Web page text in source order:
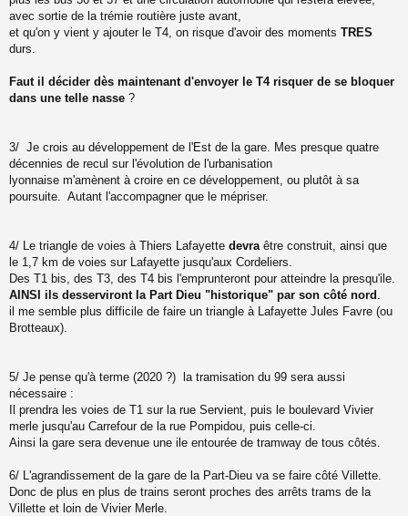
avec sortie de la trémie routière juste avant,
et qu'on y vient y ajouter le T4, on risque d'avoir des moments TRES
durs.
Faut il décider dès maintenant d'envoyer le T4 risquer de se bloquer
dans une telle nasse ?
3/ Je crois au développement de l'Est de la gare. Mes presque quatre
décennies de recul sur l'évolution de l'urbanisation
lyonnaise m'amènent à croire en ce développement, ou plutôt à sa
poursuite. Autant l'accompagner que le mépriser.
4/ Le triangle de voies à Thiers Lafayette devra être construit, ainsi que
le 1,7 km de voies sur Lafayette jusqu'aux Cordeliers.
Des T1 bis, des T3, des T4 bis l'emprunteront pour atteindre la presqu'ile.
AINSI ils desserviront la Part Dieu "historique" par son côté nord
il me semble plus difficile de faire un triangle à Lafayette Jules Favre (ou
Brotteaux).
5/ Je pense qu'à terme (2020 ?) la tramisation du 99 sera aussi
nécessaire :
Il prendra les voies de T1 sur la rue Servient, puis le boulevard Vivier
merle jusqu'au Carrefour de la rue Pompidou, puis celle-ci.
Ainsi la gare sera devenue une ile entourée de tramway de tous côtés.
6/ L'agrandissement de la gare de la Part-Dieu va se faire côté Villette.
Donc de plus en plus de trains seront proches des arrêts trams de la
Villette et loin de Vivier Merle.